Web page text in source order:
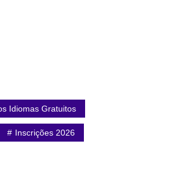
Idiomas Gratuitos
Inscrições 2026